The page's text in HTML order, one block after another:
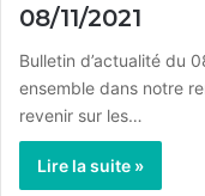
08/11/2021
Bulletin d’actualité du
ensemble dans notre
revenir sur les…
Lire la suite »